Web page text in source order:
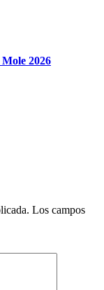
2026
Los campos